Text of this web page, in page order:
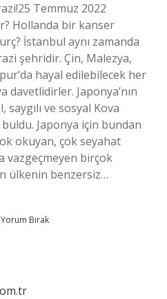
Temmuz 2022
Hollanda bir kanser
İstanbul aynı zamanda
şehridir. Çin, Malezya,
hayal edilebilecek her
davetlidirler. Japonya’nın
ve sosyal Kova
Japonya için bundan
okuyan, çok seyahat
vazgeçmeyen birçok
ülkenin benzersiz…
Yorum Bırak